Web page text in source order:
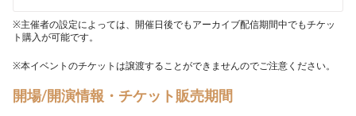
※主催者の設定によっては、開催日後でもアーカイブ配信期間中でもチケッ
ト購入が可能です。
※本イベントのチケットは譲渡することができませんのでご注意ください。
開場/開演情報・チケット販売期間